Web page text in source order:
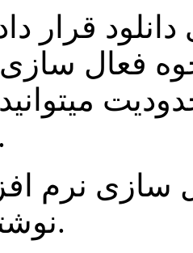
دانلود قرار
فعال
میتوانید
استفاده کنید.
نرم
نوشته شده است.